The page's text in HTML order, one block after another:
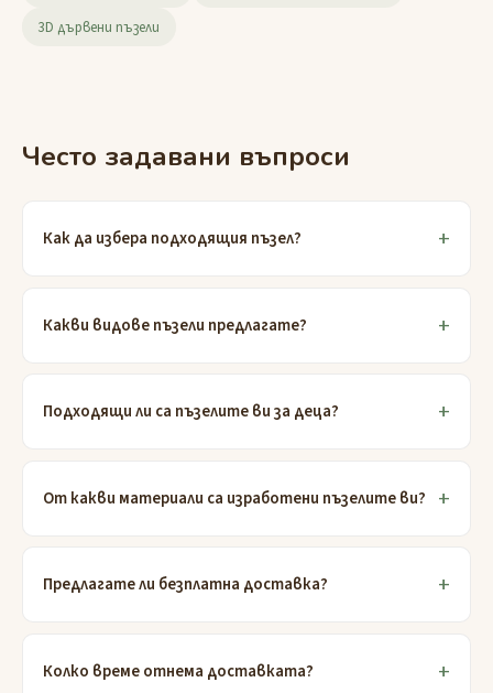
3D дървени пъзели
Често задавани въпроси
Как да избера подходящия пъзел?
Какви видове пъзели предлагате?
Подходящи ли са пъзелите ви за деца?
От какви материали са изработени пъзелите ви?
Предлагате ли безплатна доставка?
Колко време отнема доставката?